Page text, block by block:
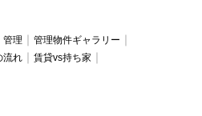
管理
管理物件ギャラリー
流れ
賃貸vs持ち家